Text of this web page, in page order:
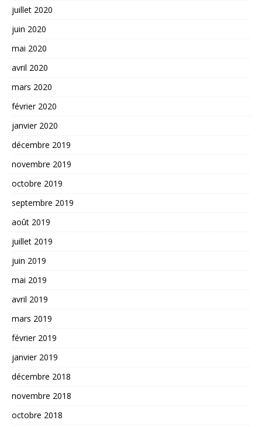
juillet 2020
juin 2020
mai 2020
avril 2020
mars 2020
février 2020
janvier 2020
décembre 2019
novembre 2019
octobre 2019
septembre 2019
août 2019
juillet 2019
juin 2019
mai 2019
avril 2019
mars 2019
février 2019
janvier 2019
décembre 2018
novembre 2018
octobre 2018